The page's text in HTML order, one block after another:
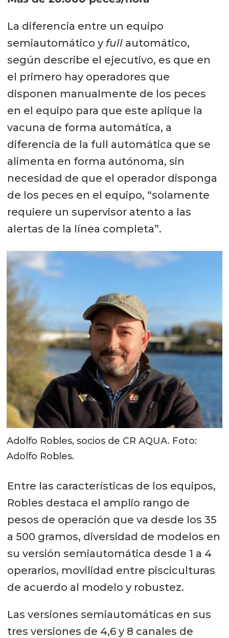
La diferencia entre un equipo
semiautomático y fullautomático,
según describe el ejecutivo, es que en
el primero hay operadores que
disponen manualmente de los peces
en el equipo para que este aplique la
vacuna de forma automática, a
diferencia de la full automática que se
alimenta en forma autónoma, sin
necesidad de que el operador disponga
de los peces en el equipo, “solamente
requiere un supervisor atento a las
alertas de la línea completa”.
Adolfo Robles, socios de CR AQUA. Foto:
Adolfo Robles.
Entre las características de los equipos,
Robles destaca el amplio rango de
pesos de operación que va desde los 35
a 500 gramos, diversidad de modelos en
su versión semiautomática desde 1 a 4
operarios, movilidad entre pisciculturas
de acuerdo al modelo y robustez.
Las versiones semiautomáticas en sus
tres versiones de 4,6 y 8 canales de